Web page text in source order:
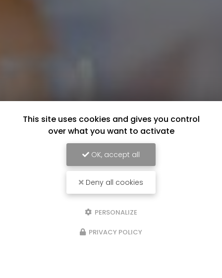
This site uses cookies and gives you control
over what you want to activate
OK, accept all
Deny all cookies
PERSONALIZE
PRIVACY POLICY